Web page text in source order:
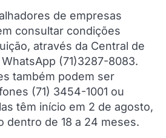
de empresas
consultar condições
através da Central de
(71)3287-8083.
também podem ser
(71) 3454-1001 ou
têm início em 2 de agosto,
dentro de 18 a 24 meses.